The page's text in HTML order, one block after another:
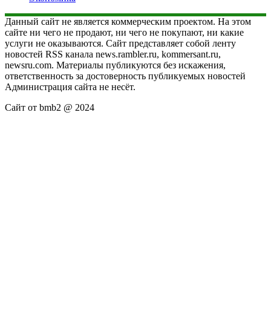
Данный сайт не является коммерческим проектом. На этом
сайте ни чего не продают, ни чего не покупают, ни какие
услуги не оказываются. Сайт представляет собой ленту
новостей RSS канала news.rambler.ru, kommersant.ru,
newsru.com. Материалы публикуются без искажения,
ответственность за достоверность публикуемых новостей
Администрация сайта не несёт.
Сайт от bmb2 @ 2024